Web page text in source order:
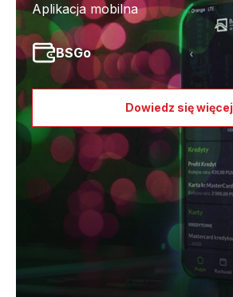
Aplikacja mobilna
BSGo
Dowiedz się więcej